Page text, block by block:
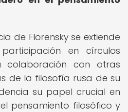
de Florensky se extiende
en círculos
colaboración con otras
de la filosofía rusa de su
su papel crucial en
pensamiento filosófico y